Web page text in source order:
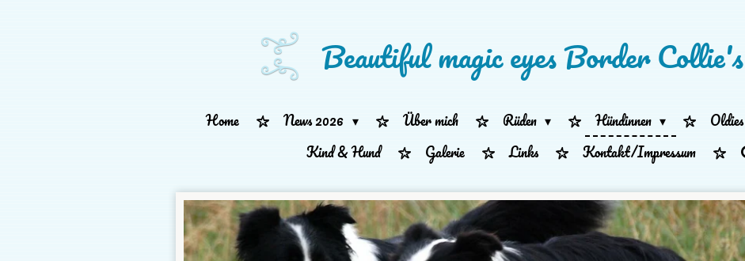
Beautiful magic eyes Border Collie's
Home News 2026 Über mich Rüden Hündinnen Oldies
Kind & Hund
Galerie Links Kontakt/Impressum